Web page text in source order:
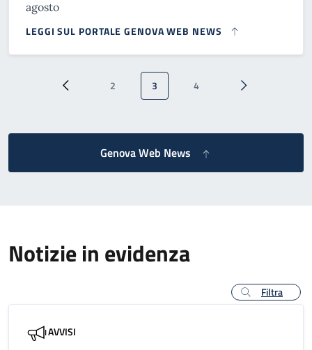
agosto
LEGGI SUL PORTALE GENOVA WEB NEWS
Paginazione
Pagina precedente
Pagina
2 Pagina attuale
3 Pagina
4 Pagina
Genova Web News
Notizie in evidenza
Filtra
AVVISI